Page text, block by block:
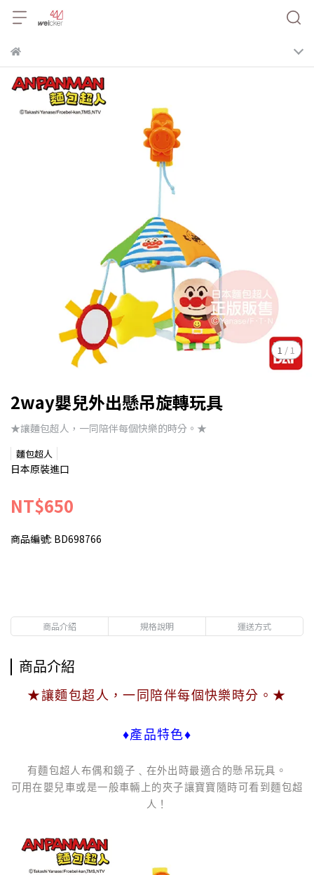
1 / 1
2way嬰兒外出懸吊旋轉玩具
★讓麵包超人，一同陪伴每個快樂的時分。★
麵包超人
日本原裝進口
NT$650
商品編號: BD698766
商品介紹 規格說明 運送方式
商品介紹
★讓麵包超人，一同陪伴每個快樂時分。★
♦產品特色♦
有麵包超人布偶和鏡子﹑在外出時最適合的懸吊玩具。
可用在嬰兒車或是一般車輛上的夾子讓寶寶隨時可看到麵包超
人！